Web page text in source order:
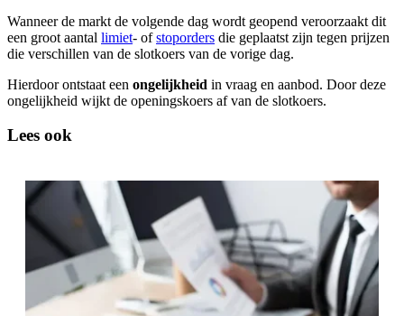
Wanneer de markt de volgende dag wordt geopend veroorzaakt dit
een groot aantal limiet- ofstoporders die geplaatst zijn tegen prijzen
die verschillen van de slotkoers van de vorige dag.
Hierdoor ontstaat een ongelijkheid in vraag en aanbod. Door deze
ongelijkheid wijkt de openingskoers af van de slotkoers.
Lees ook